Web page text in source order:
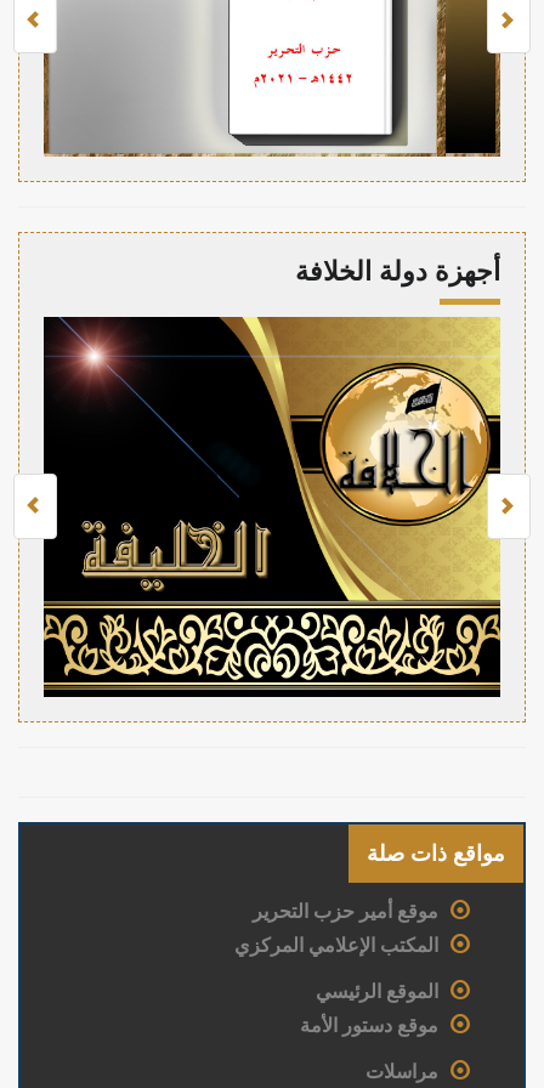
أجهزة دولة الخلافة
مواقع ذات صلة
موقع أمير حزب التحرير
المكتب الإعلامي المركزي
الموقع الرئيسي
موقع دستور الأمة
مراسلات